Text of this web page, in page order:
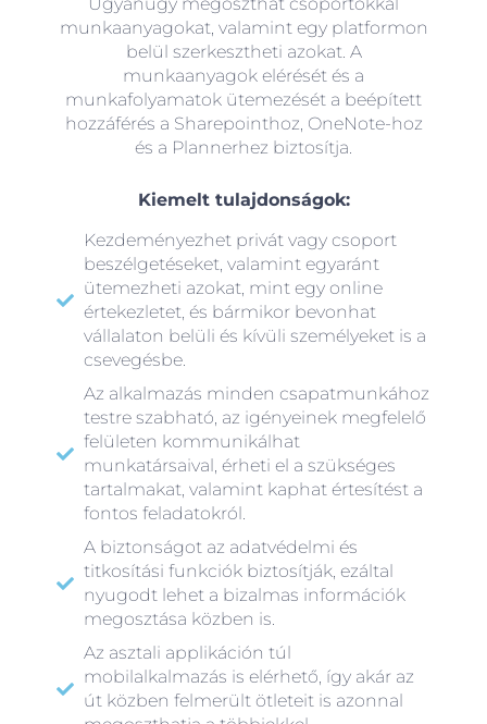
munkaanyagokat, valamint egy platformon
belül szerkesztheti azokat. A
munkaanyagok elérését és a
munkafolyamatok ütemezését a beépített
hozzáférés a Sharepointhoz, OneNote-hoz
és a Plannerhez biztosítja.
Kiemelt tulajdonságok:
Kezdeményezhet privát vagy csoport
beszélgetéseket, valamint egyaránt
ütemezheti azokat, mint egy online
értekezletet, és bármikor bevonhat
vállalaton belüli és kívüli személyeket is a
csevegésbe.
Az alkalmazás minden csapatmunkához
testre szabható, az igényeinek megfelelő
felületen kommunikálhat
munkatársaival, érheti el a szükséges
tartalmakat, valamint kaphat értesítést a
fontos feladatokról.
A biztonságot az adatvédelmi és
titkosítási funkciók biztosítják, ezáltal
nyugodt lehet a bizalmas információk
megosztása közben is.
Az asztali applikáción túl
mobilalkalmazás is elérhető, így akár az
út közben felmerült ötleteit is azonnal